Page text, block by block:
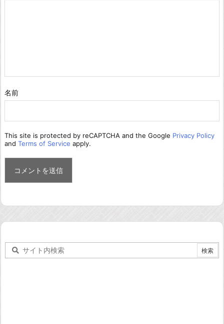
名前
This site is protected by reCAPTCHA and the Google Privacy Policy
and Terms of Service apply.